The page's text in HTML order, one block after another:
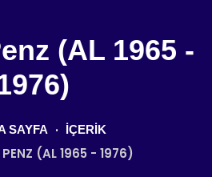
(AL 1965 -
SAYFA İÇERIK
(AL 1965 - 1976)